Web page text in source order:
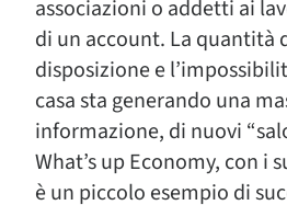
associazioni o addetti ai
di un account. La quantità
disposizione e
casa sta generando una
informazione, di nuovi
What’s up Economy, con i
è un piccolo esempio di